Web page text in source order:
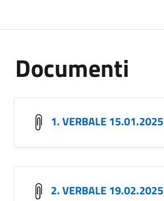
Documenti
1. VERBALE 15.01.2025
2. VERBALE 19.02.2025